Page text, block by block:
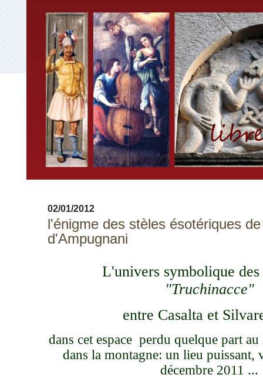
02/01/2012
l'énigme des stèles ésotériques
d'Ampugnani
L'univers symbolique des
"Truchinacce"
entre Casalta et
dans cet espace perdu quelque partau
dans la montagne: un lieu puissant,
décembre 2011 ...